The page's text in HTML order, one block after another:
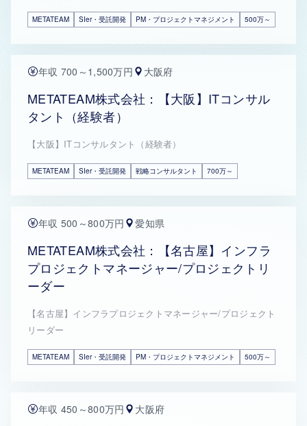
METATEAM SIer・受託開発 PM・プロジェクトマネジメント 500万～
年収 700～1,500万円 大阪府
METATEAM株式会社：【大阪】ITコンサル
タント（経験者）
【大阪】ITコンサルタント（経験者）
METATEAM SIer・受託開発 戦略コンサルタント 700万～
年収 500～800万円 愛知県
METATEAM株式会社：【名古屋】インフラ
プロジェクトマネージャー/プロジェクトリ
ーダー
【名古屋】インフラプロジェクトマネージャー/プロジェクト
リーダー
METATEAM SIer・受託開発 PM・プロジェクトマネジメント 500万～
年収 450～800万円 大阪府